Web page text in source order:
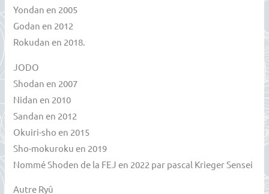
Yondan en 2005
Godan en 2012
Rokudan en 2018.
JODO
Shodan en 2007
Nidan en 2010
Sandan en 2012
Okuiri-sho en 2015
Sho-mokuroku en 2019
Nommé Shoden de la FEJ en 2022 par pascal Krieger Sensei
Autre Ryû